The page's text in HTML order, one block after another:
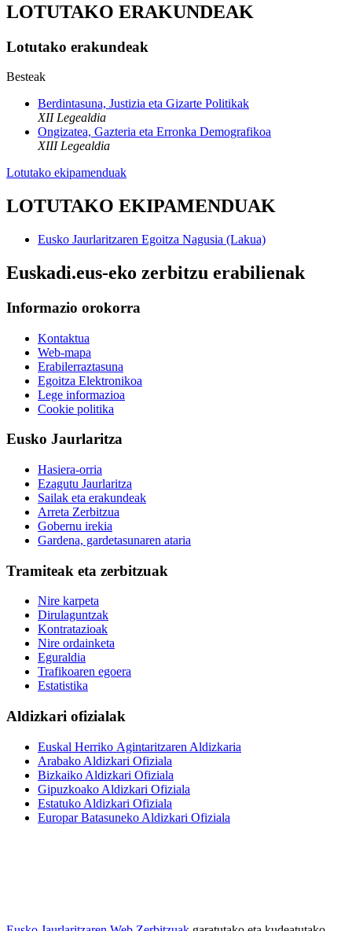
LOTUTAKO ERAKUNDEAK
Lotutako erakundeak
Besteak
Berdintasuna, Justizia eta Gizarte Politikak
XII Legealdia
Ongizatea, Gazteria eta Erronka Demografikoa
XIII Legealdia
Lotutako ekipamenduak
LOTUTAKO EKIPAMENDUAK
Eusko Jaurlaritzaren Egoitza Nagusia (Lakua)
Euskadi.eus-eko zerbitzu erabilienak
Informazio orokorra
Kontaktua
Web-mapa
Erabilerraztasuna
Egoitza Elektronikoa
Lege informazioa
Cookie politika
Eusko Jaurlaritza
Hasiera-orria
Ezagutu Jaurlaritza
Sailak eta erakundeak
Arreta Zerbitzua
Gobernu irekia
Gardena, gardetasunaren ataria
Tramiteak eta zerbitzuak
Nire karpeta
Dirulaguntzak
Kontratazioak
Nire ordainketa
Eguraldia
Trafikoaren egoera
Estatistika
Aldizkari ofizialak
Euskal Herriko Agintaritzaren Aldizkaria
Arabako Aldizkari Ofiziala
Bizkaiko Aldizkari Ofiziala
Gipuzkoako Aldizkari Ofiziala
Estatuko Aldizkari Ofiziala
Europar Batasuneko Aldizkari Ofiziala